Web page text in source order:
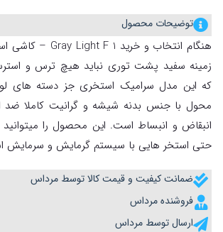
توضیحات محصول
هنگام انتخاب و خرید
زمینه سفید پشت توری نباید هیچ ترس و
که این مدل سرامیک استخری جز دسته های
محول با جنس بدنه شیشه و گرانیت کاملا
انبقاض و انبساط است. این محصول را
حتی استخر هایی با سیستم گرمایش و سرمایش
ضمانت کیفیت و قیمت کالا توسط مرداس
فروشنده مرداس
ارسال توسط مرداس